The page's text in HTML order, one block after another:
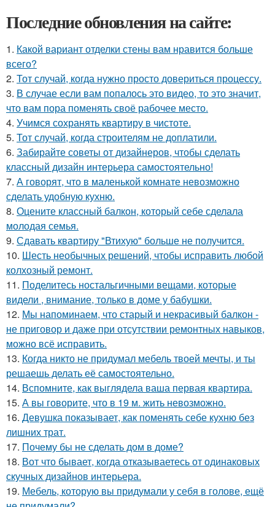
Последние обновления на сайте:
1. Какой вариант отделки стены вам нравится больше
всего?
2. Тот случай, когда нужно просто довериться процессу.
3. В случае если вам попалось это видео, то это значит,
что вам пора поменять своё рабочее место.
4. Учимся сохранять квартиру в чистоте.
5. Тот случай, когда строителям не доплатили.
6. Забирайте советы от дизайнеров, чтобы сделать
классный дизайн интерьера самостоятельно!
7. А говорят, что в маленькой комнате невозможно
сделать удобную кухню.
8. Оцените классный балкон, который себе сделала
молодая семья.
9. Сдавать квартиру "Втихую" больше не получится.
10. Шесть необычных решений, чтобы исправить любой
колхозный ремонт.
11. Поделитесь ностальгичными вещами, которые
видели , внимание, только в доме у бабушки.
12. Мы напоминаем, что старый и некрасивый балкон -
не приговор и даже при отсутствии ремонтных навыков,
можно всё исправить.
13. Когда никто не придумал мебель твоей мечты, и ты
решаешь делать её самостоятельно.
14. Вспомните, как выглядела ваша первая квартира.
15. А вы говорите, что в 19 м. жить невозможно.
16. Девушка показывает, как поменять себе кухню без
лишних трат.
17. Почему бы не сделать дом в доме?
18. Вот что бывает, когда отказываетесь от одинаковых
скучных дизайнов интерьера.
19. Мебель, которую вы придумали у себя в голове, ещё